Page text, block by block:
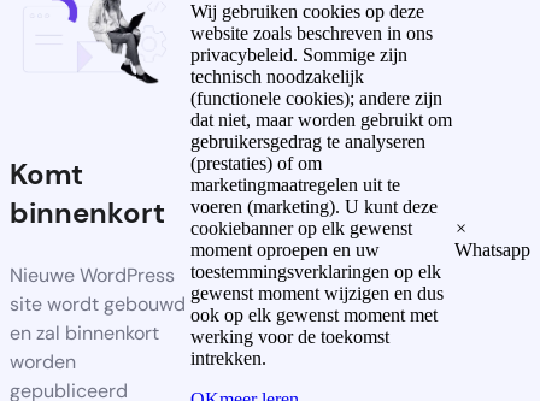
Komt
binnenkort
Nieuwe WordPress
site wordt gebouwd
en zal binnenkort
worden
gepubliceerd
Wij gebruiken cookies op deze
website zoals beschreven in ons
privacybeleid. Sommige zijn
technisch noodzakelijk
(functionele cookies); andere zijn
dat niet, maar worden gebruikt om
gebruikersgedrag te analyseren
(prestaties) of om
marketingmaatregelen uit te
voeren (marketing). U kunt deze
cookiebanner op elk gewenst
moment oproepen en uw
toestemmingsverklaringen op elk
gewenst moment wijzigen en dus
ook op elk gewenst moment met
werking voor de toekomst
intrekken.
×
Whatsapp